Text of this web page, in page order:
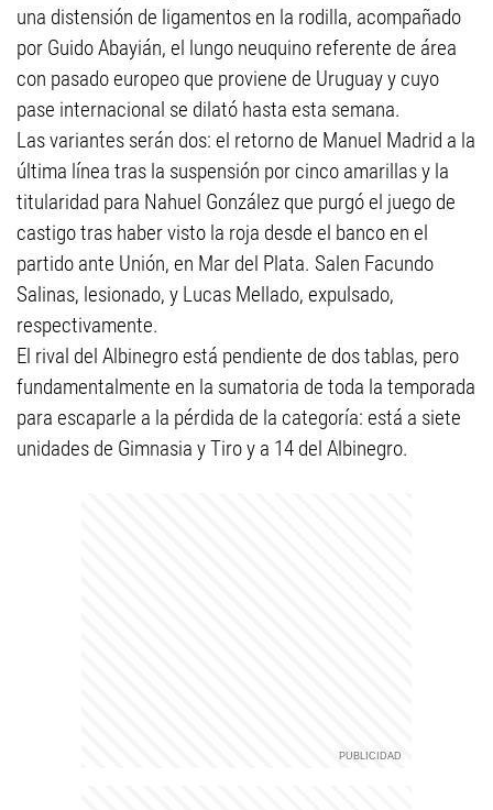
una distensión de ligamentos en la rodilla, acompañado
por Guido Abayián, el lungo neuquino referente de área
con pasado europeo que proviene de Uruguay y cuyo
pase internacional se dilató hasta esta semana.
Las variantes serán dos: el retorno de Manuel Madrid a la
última línea tras la suspensión por cinco amarillas y la
titularidad para Nahuel González que purgó el juego de
castigo tras haber visto la roja desde el banco en el
partido ante Unión, en Mar del Plata. Salen Facundo
Salinas, lesionado, y Lucas Mellado, expulsado,
respectivamente.
El rival del Albinegro está pendiente de dos tablas, pero
fundamentalmente en la sumatoria de toda la temporada
para escaparle a la pérdida de la categoría: está a siete
unidades de Gimnasia y Tiro y a 14 del Albinegro.